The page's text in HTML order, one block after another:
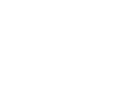
שאם ידברו הם יגיעו עד לביתם,
ונמלטו מהמקום.